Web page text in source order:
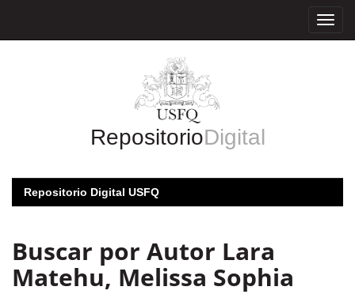
RepositorioDigital
Repositorio Digital USFQ
Buscar por Autor Lara
Matehu, Melissa Sophia